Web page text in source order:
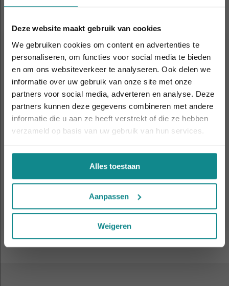
Deze website maakt gebruik van cookies
We gebruiken cookies om content en advertenties te
personaliseren, om functies voor social media te bieden
en om ons websiteverkeer te analyseren. Ook delen we
informatie over uw gebruik van onze site met onze
partners voor social media, adverteren en analyse. Deze
partners kunnen deze gegevens combineren met andere
informatie die u aan ze heeft verstrekt of die ze hebben
verzameld op basis van uw gebruik van hun services.
Alles toestaan
Aanpassen
Weigeren
interesseren
Nagelstyliste Gelnagels basis
Duur
2 dagen
Meer informatie
Laatste week! 10% korting t.e.m. 15 augustus,
daarna eindigt de zomeractie definitief.
Sluiten